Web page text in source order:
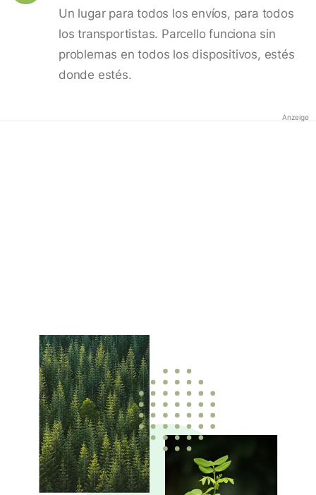
Un lugar para todos los envíos, para todos
los transportistas. Parcello funciona sin
problemas en todos los dispositivos, estés
donde estés.
Anzeige